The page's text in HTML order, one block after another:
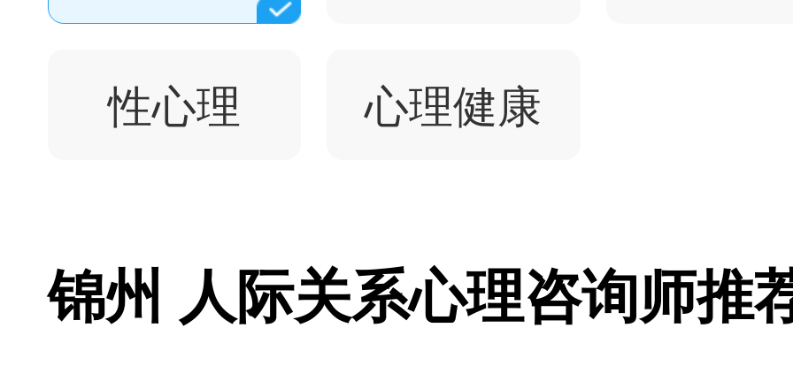
性心理 心理健康
锦州 人际关系心理咨询师推